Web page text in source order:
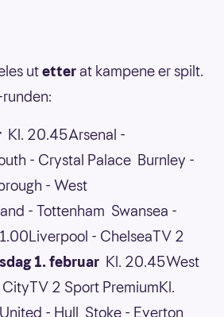
utetterat kampene er spilt.
Kl. 20.45Arsenal -
- Crystal Palace Burnley -
- West
- Tottenham Swansea -
- ChelseaTV 2
1. februar Kl. 20.45West
2 Sport PremiumKl.
- Hull Stoke - Everton